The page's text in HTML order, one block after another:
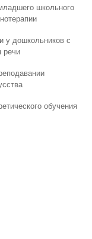
школьного
у дошкольников с
речи
обучения